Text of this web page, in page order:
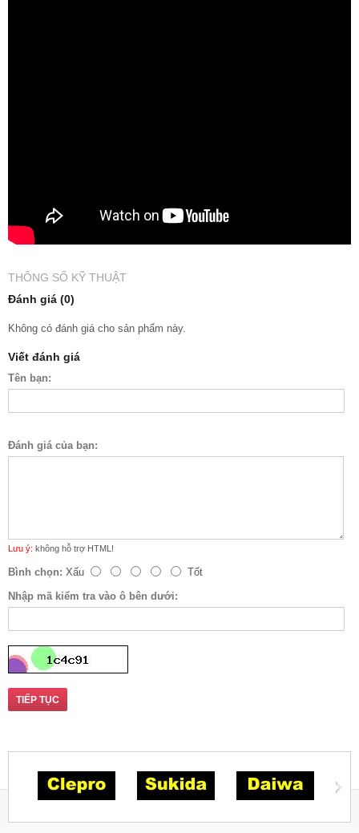
THÔNG SỐ KỸ THUẬT
Đánh giá (0)
Không có đánh giá cho sản phẩm này.
Viết đánh giá
Tên bạn:
Đánh giá của bạn:
Lưu ý: không hỗ trợ HTML!
Bình chọn: Xấu
Tốt
Nhập mã kiểm tra vào ô bên dưới:
TIẾP TỤC